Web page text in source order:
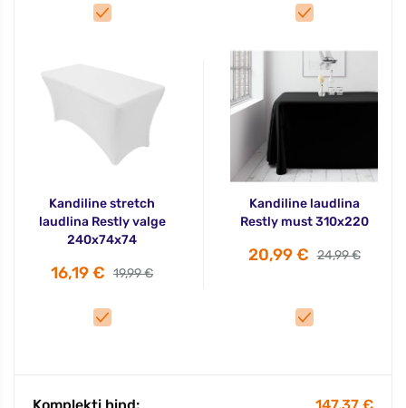
Kandiline stretch
laudlina Restly valge
240x74x74
16,19 € 19,99 €
Kandiline laudlina
Restly must 310x220
20,99 € 24,99 €
Komplekti hind: 147,37 €